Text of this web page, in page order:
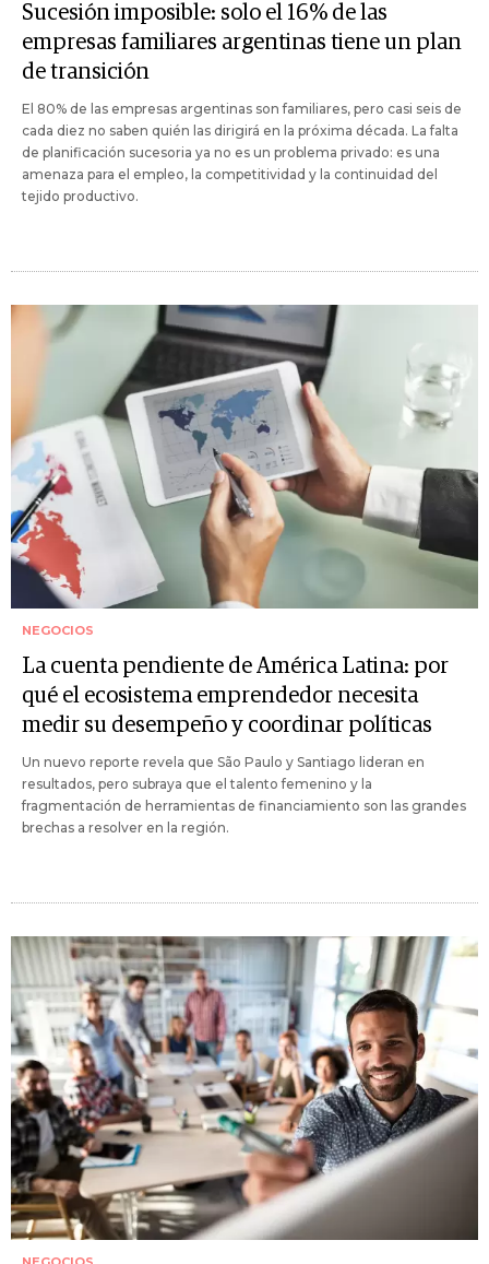
Sucesión imposible: solo el 16% de las
empresas familiares argentinas tiene un plan
de transición
El 80% de las empresas argentinas son familiares, pero casi seis de
cada diez no saben quién las dirigirá en la próxima década. La falta
de planificación sucesoria ya no es un problema privado: es una
amenaza para el empleo, la competitividad y la continuidad del
tejido productivo.
NEGOCIOS
La cuenta pendiente de América Latina: por
qué el ecosistema emprendedor necesita
medir su desempeño y coordinar políticas
Un nuevo reporte revela que São Paulo y Santiago lideran en
resultados, pero subraya que el talento femenino y la
fragmentación de herramientas de financiamiento son las grandes
brechas a resolver en la región.